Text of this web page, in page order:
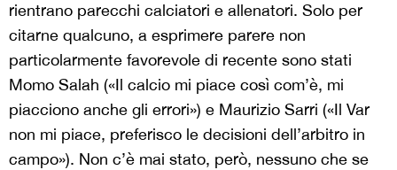
rientrano parecchi calciatori e allenatori. Solo per
citarne qualcuno, a esprimere parere non
particolarmente favorevole di recente sono stati
Momo Salah («Il calcio mi piace così com’è, mi
piacciono anche gli errori») e Maurizio Sarri («Il Var
non mi piace, preferisco le decisioni dell’arbitro in
campo»). Non c’è mai stato, però, nessuno che se